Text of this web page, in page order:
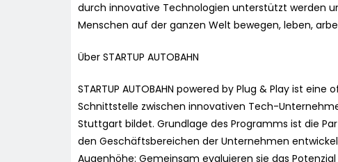
durch innovative Technologien unterstützt werden
Menschen auf der ganzen Welt bewegen, leben,
Über STARTUP AUTOBAHN
STARTUP AUTOBAHN powered by Plug & Play ist
Schnittstelle zwischen innovativen Tech-
Stuttgart bildet. Grundlage des Programms ist die
den Geschäftsbereichen der Unternehmen
Augenhöhe: Gemeinsam evaluieren sie das